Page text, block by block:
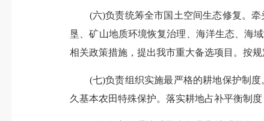
(六)负责统筹全市国土空间生态修复。牵
垦、矿山地质环境恢复治理、海洋生态、海
相关政策措施，提出我市重大备选项目。按
(七)负责组织实施最严格的耕地保护制度
久基本农田特殊保护。落实耕地占补平衡制